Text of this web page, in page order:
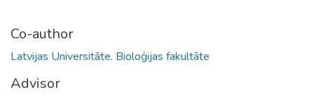
Co-author
Latvijas Universitāte. Bioloģijas fakultāte
Advisor